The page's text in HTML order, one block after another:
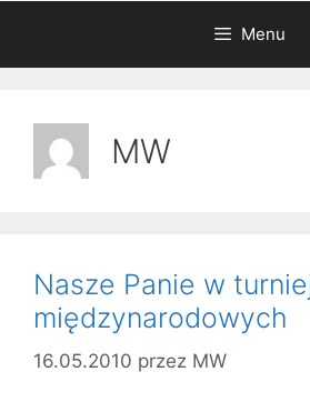
Menu
MW
Nasze Panie w
międzynarodowych
16.05.2010 przez MW